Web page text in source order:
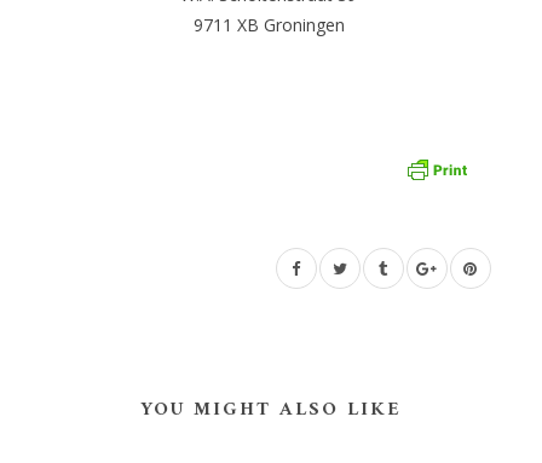
9711 XB Groningen
YOU MIGHT ALSO LIKE